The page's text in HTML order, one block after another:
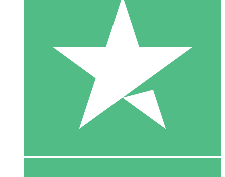
10 Nedladdningar
20 00